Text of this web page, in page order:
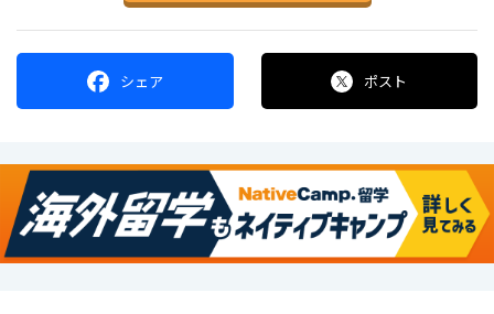
シェア ポスト